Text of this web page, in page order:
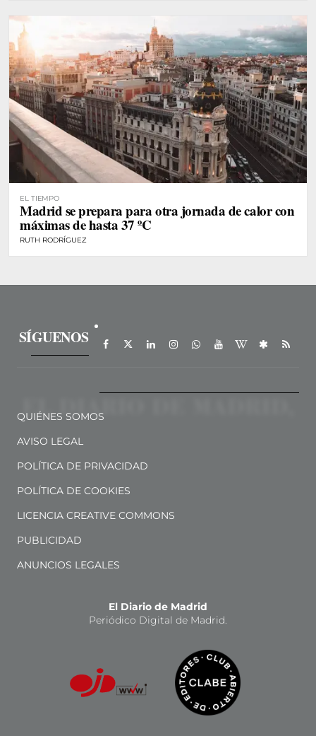
EL TIEMPO
Madrid se prepara para otra jornada de calor con
máximas de hasta 37 ºC
RUTH RODRÍGUEZ
SÍGUENOS
QUIÉNES SOMOS
AVISO LEGAL
POLÍTICA DE PRIVACIDAD
POLÍTICA DE COOKIES
LICENCIA CREATIVE COMMONS
PUBLICIDAD
ANUNCIOS LEGALES
El Diario de Madrid
Periódico Digital de Madrid.